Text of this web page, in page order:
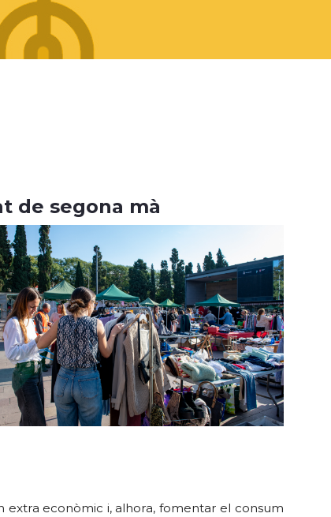
de segona mà
extra econòmic i, alhora, fomentar el consum